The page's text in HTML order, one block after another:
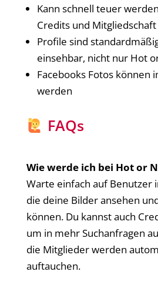
Kann schnell teuer
Credits und Mitgliedschaft
Profile sind
einsehbar, nicht nur Hot
Facebooks Fotos können
werden
FAQs
Wie werde ich bei Hot or
Warte einfach auf Benutzer
die deine Bilder ansehen
können. Du kannst auch
um in mehr Suchanfragen
die Mitglieder werden
auftauchen.